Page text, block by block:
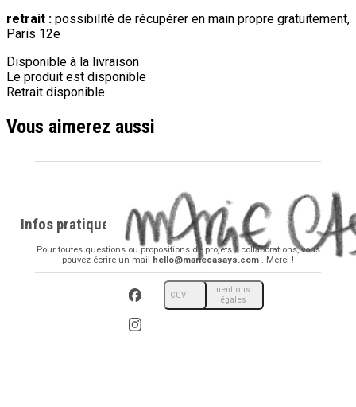
retrait : possibilité de récupérer en main propre gratuitement,
Paris 12e
Disponible à la livraison
Le produit est disponible
Retrait disponible
Vous aimerez aussi
Infos pratiques
Pour toutes questions ou propositions de projets / collaborations, vous
pouvez écrire un mail hello@mariecasays.com . Merci !
mentions
légales
CGV